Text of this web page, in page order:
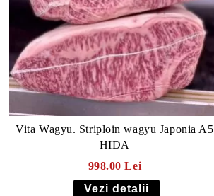
Vita Wagyu. Striploin wagyu Japonia A5
HIDA
998.00 Lei
Vezi detalii